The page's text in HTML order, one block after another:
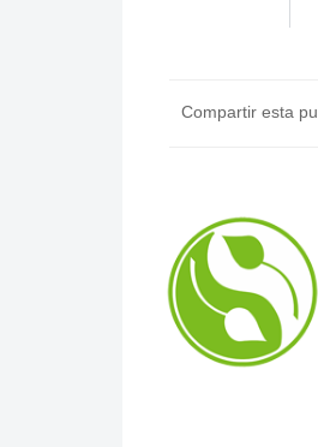
Compartir esta